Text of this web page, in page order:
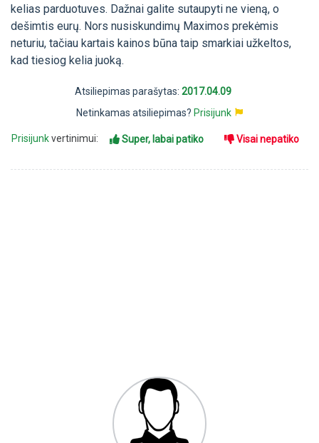
kelias parduotuves. Dažnai galite sutaupyti ne vieną, o
dešimtis eurų. Nors nusiskundimų Maximos prekėmis
neturiu, tačiau kartais kainos būna taip smarkiai užkeltos,
kad tiesiog kelia juoką.
Atsiliepimas parašytas: 2017.04.09
Netinkamas atsiliepimas? Prisijunk
Prisijunkvertinimui: Super, labai patiko Visai nepatiko